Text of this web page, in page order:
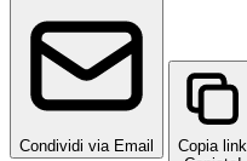
Condividi via Email
Copia link